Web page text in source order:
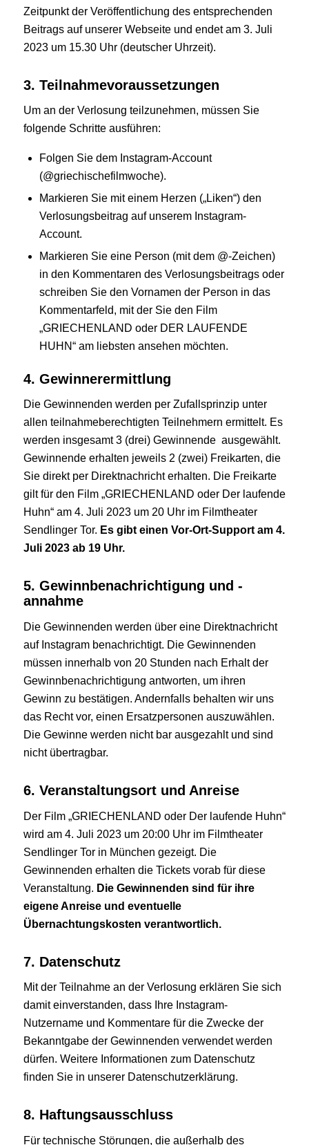
Zeitpunkt der Veröffentlichung des entsprechenden
Beitrags auf unserer Webseite und endet am 3. Juli
2023 um 15.30 Uhr (deutscher Uhrzeit).
3. Teilnahmevoraussetzungen
Um an der Verlosung teilzunehmen, müssen Sie
folgende Schritte ausführen:
Folgen Sie dem Instagram-Account
(@griechischefilmwoche).
Markieren Sie mit einem Herzen („Liken“) den
Verlosungsbeitrag auf unserem Instagram-
Account.
Markieren Sie eine Person (mit dem @-Zeichen)
in den Kommentaren des Verlosungsbeitrags oder
schreiben Sie den Vornamen der Person in das
Kommentarfeld, mit der Sie den Film
„GRIECHENLAND oder DER LAUFENDE
HUHN“ am liebsten ansehen möchten.
4. Gewinnerermittlung
Die Gewinnenden werden per Zufallsprinzip unter
allen teilnahmeberechtigten Teilnehmern ermittelt. Es
werden insgesamt 3 (drei) Gewinnende ausgewählt.
Gewinnende erhalten jeweils 2 (zwei) Freikarten, die
Sie direkt per Direktnachricht erhalten. Die Freikarte
gilt für den Film „GRIECHENLAND oder Der laufende
Huhn“ am 4. Juli 2023 um 20 Uhr im Filmtheater
Sendlinger Tor. Es gibt einen Vor-Ort-Support am 4.
Juli 2023 ab 19 Uhr.
5. Gewinnbenachrichtigung und -
annahme
Die Gewinnenden werden über eine Direktnachricht
auf Instagram benachrichtigt. Die Gewinnenden
müssen innerhalb von 20 Stunden nach Erhalt der
Gewinnbenachrichtigung antworten, um ihren
Gewinn zu bestätigen. Andernfalls behalten wir uns
das Recht vor, einen Ersatzpersonen auszuwählen.
Die Gewinne werden nicht bar ausgezahlt und sind
nicht übertragbar.
6. Veranstaltungsort und Anreise
Der Film „GRIECHENLAND oder Der laufende Huhn“
wird am 4. Juli 2023 um 20:00 Uhr im Filmtheater
Sendlinger Tor in München gezeigt. Die
Gewinnenden erhalten die Tickets vorab für diese
Veranstaltung. Die Gewinnenden sind für ihre
eigene Anreise und eventuelle
Übernachtungskosten verantwortlich.
7. Datenschutz
Mit der Teilnahme an der Verlosung erklären Sie sich
damit einverstanden, dass Ihre Instagram-
Nutzername und Kommentare für die Zwecke der
Bekanntgabe der Gewinnenden verwendet werden
dürfen. Weitere Informationen zum Datenschutz
finden Sie in unserer Datenschutzerklärung.
8. Haftungsausschluss
Für technische Störungen, die außerhalb des